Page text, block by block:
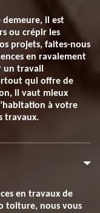
il est
ou crépir les
projets, faites-nous
en ravalement
un travail
qui offre de
il vaut mieux
à votre
travaux.
en travaux de
toiture, nous vous